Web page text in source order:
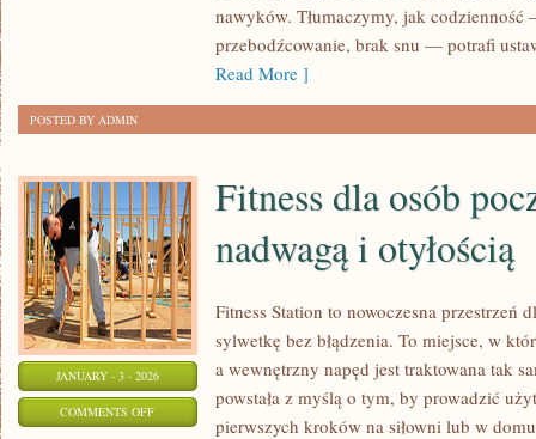
nawyków. Tłumaczymy, jak codzienność
przebodźcowanie, brak snu — potrafi
Read More ]
POSTED BY ADMIN
JANUARY - 3 - 2026
COMMENTS OFFON
Fitness dla osób
nadwagą i otyłością
Fitness Station to nowoczesna przestrzeń
sylwetkę bez błądzenia. To miejsce, w
a wewnętrzny napęd jest traktowana tak
powstała z myślą o tym, by prowadzić
pierwszych kroków na siłowni lub w